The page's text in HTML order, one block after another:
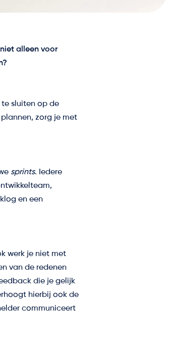
alleen voor
sluiten op de
zorg je met
sprints. Iedere
en een
werk je niet met
van de redenen
die je gelijk
hierbij ook de
communiceert